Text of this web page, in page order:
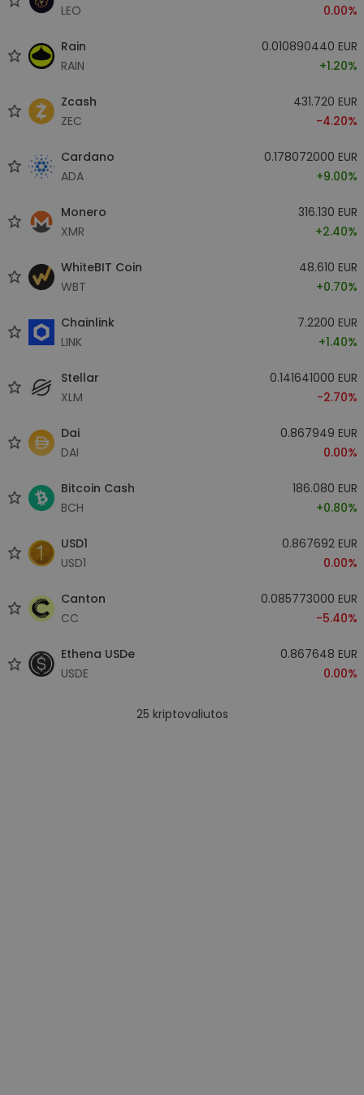
LEO
0.00%
Rain
RAIN
0.010890440 EUR
+1.20%
Zcash
ZEC
431.720 EUR
-4.20%
Cardano
ADA
0.178072000 EUR
+9.00%
Monero
XMR
316.130 EUR
+2.40%
WhiteBIT Coin
WBT
48.610 EUR
+0.70%
Chainlink
LINK
7.2200 EUR
+1.40%
Stellar
XLM
0.141641000 EUR
-2.70%
Dai
DAI
0.867949 EUR
0.00%
Bitcoin Cash
BCH
186.080 EUR
+0.80%
USD1
USD1
0.867692 EUR
0.00%
Canton
CC
0.085773000 EUR
-5.40%
Ethena USDe
USDE
0.867648 EUR
0.00%
25 kriptovaliutos